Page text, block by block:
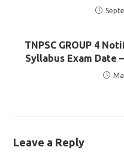
TNPSC GROUP 4
Syllabus Exam Date
Leave a Reply